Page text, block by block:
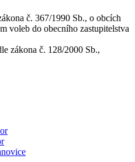
č. 367/1990 Sb., o obcích
voleb do obecního zastupitelstva
zákona č. 128/2000 Sb.,